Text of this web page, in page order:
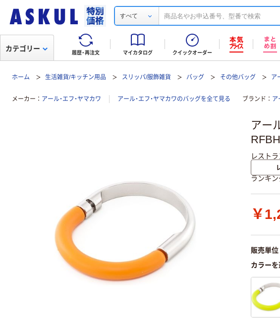
すべて
履歴・再注文 マイカタログ クイックオーダー
カテゴリー
ホーム 生活雑貨/キッチン用品 スリッパ/服飾雑貨 バッグ その他バッグ ア
メーカー アール・エフ・ヤマカワ アール・エフ・ヤマカワのバッグを全て見る ブランド ア
アー
レスト
ランキ
￥
販売単位
カラー